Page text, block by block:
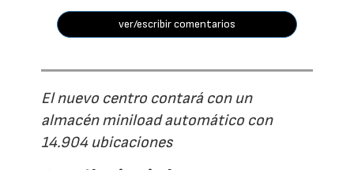
ver/escribir comentarios
El nuevo centro contará con un
almacén miniload automático con
14.904 ubicaciones